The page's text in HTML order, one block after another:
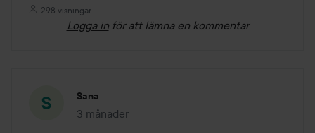
298 visningar
Logga in för att lämna en kommentar
Sana
3 månader
Inlägget skapades 3 månader